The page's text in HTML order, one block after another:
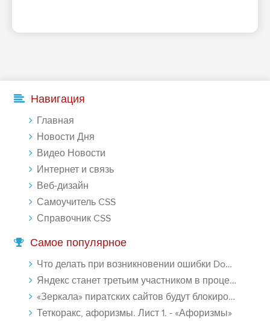
Навигация
Главная
Новости Дня
Видео Новости
Интернет и связь
Веб-дизайн
Самоучитель CSS
Справочник CSS
Самое популярное
Что делать при возникновении ошибки Download interrupted в Chrome - «Windows»
Яндекс станет третьим участником в процессе ФАС против Google - «Интернет»
«Зеркала» пиратских сайтов будут блокироваться! - «Интернет»
Теткоракс, афоризмы. Лист 1. - «Афоризмы»